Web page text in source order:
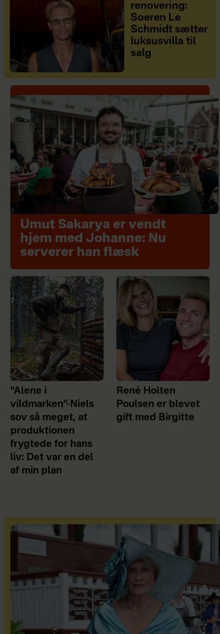
renovering:
Soeren Le
Schmidt sætter
luksusvilla til
salg
Umut Sakarya er vendt
hjem med Johanne: Nu
serverer han flæsk
”Alene i
vildmarken”-Niels
sov så meget, at
produktionen
frygtede for hans
liv: Det var en del
af min plan
René Holten
Poulsen er blevet
gift med Birgitte